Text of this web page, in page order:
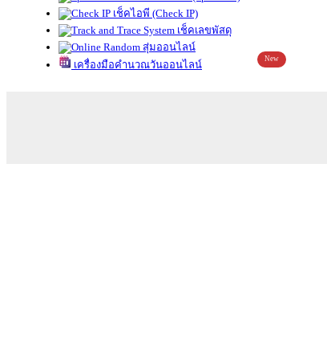
เช็คไอพี (Check IP)
เช็คเลขพัสดุ
สุ่มออนไลน์
เครื่องมือคำนวณวันออนไลน์
New